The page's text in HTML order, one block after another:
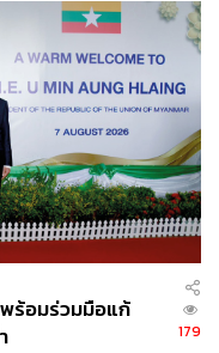
ร้อมร่วมมือแก้
179